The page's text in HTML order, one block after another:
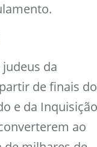
da
de finais do
e da
ao